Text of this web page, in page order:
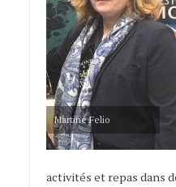
Martine Felio
activités et repas dans